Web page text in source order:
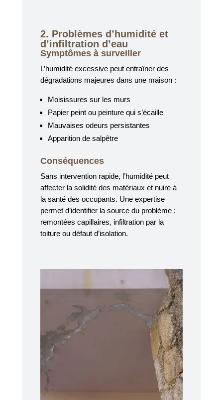
2. Problèmes d’humidité et
d’infiltration d’eau
Symptômes à surveiller
L’humidité excessive peut entraîner des
dégradations majeures dans une maison :
Moisissures sur les murs
Papier peint ou peinture qui s’écaille
Mauvaises odeurs persistantes
Apparition de salpêtre
Conséquences
Sans intervention rapide, l’humidité peut
affecter la solidité des matériaux et nuire à
la santé des occupants. Une expertise
permet d’identifier la source du problème :
remontées capillaires, infiltration par la
toiture ou défaut d’isolation.